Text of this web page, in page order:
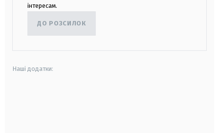
інтересам.
ДО РОЗСИЛОК
Наші додатки: